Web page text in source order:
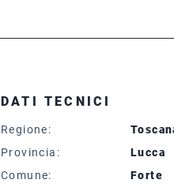
DATI TECNICI
Regione:
Provincia:
Lucca
Comune:
Forte